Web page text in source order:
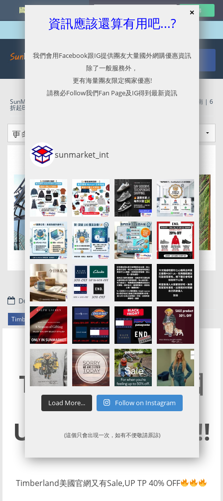
國外網購最新資訊
SunMarket 代購．代運．代寄 Timberland官網代購/代運/集運服務指南 | 6
折起Black Friday Sale
December 23, 2021
Timberland官網代購/代運/集運服務指南 | 6折起Black Friday Sale
Timberland美國
官網最新SALE –
UP TO 40% OFF!!!
Timberland美國官網又有Sale,UP TP 40% OFF
資訊應該還算有用吧...?
我們會用Facebook跟IG提供團友大量國外網購優惠資訊
除了一般服務外，
更有海量團友限定獨家優惠!
請務必Follow我們Fan Page及IG得到最新資訊
sunmarket_int
Load More... Follow on Instagram
(這個只會出現一次，如有不便敬請原諒)